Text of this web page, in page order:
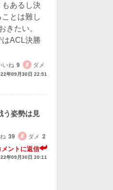
あるし決
とは難し
きたい。
ACL決勝
いね 9 ダメ
年09月30日 22:51
う姿勢は見
39 ダメ 2
メントに返信
年09月30日 20:11